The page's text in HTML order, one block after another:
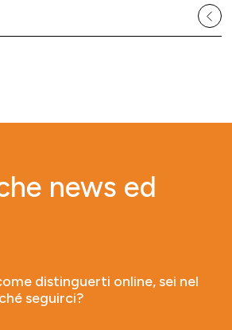
news ed
distinguerti online, sei nel
seguirci?